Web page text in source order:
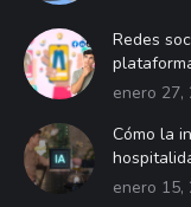
Redes
enero 27,
Cómo la
enero 15,